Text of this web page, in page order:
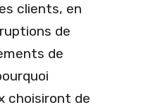
clients, en
de
de
choisiront de